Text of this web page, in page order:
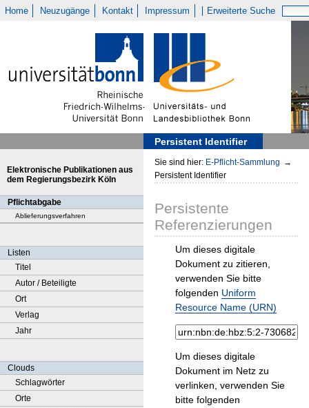
Home Neuzugänge Kontakt Impressum Erweiterte Suche
Persistent Identifier
Elektronische Publikationen aus
dem Regierungsbezirk Köln
Pflichtabgabe
Ablieferungsverfahren
Listen
Titel
Autor / Beteiligte
Ort
Verlag
Jahr
Clouds
Schlagwörter
Orte
Sie sind hier: E-Pflicht-Sammlung →
Persistent Identifier
Persistente
Referenzierungen
Um dieses digitale
Dokument zu zitieren,
verwenden Sie bitte
folgenden Uniform
Resource Name (URN)
Um dieses digitale
Dokument im Netz zu
verlinken, verwenden Sie
bitte folgenden